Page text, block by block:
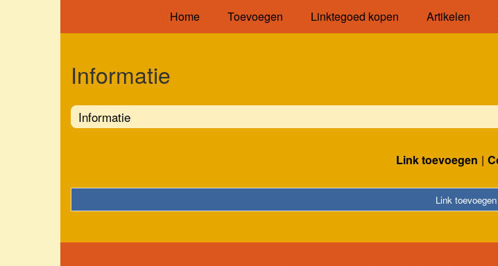
Home Toevoegen Linktegoed kopen Artikelen
Informatie
Informatie
Link toevoegen
Link toevoegen